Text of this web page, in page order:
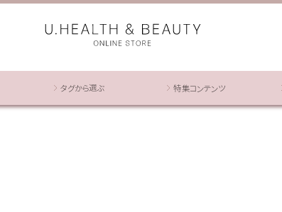
タグから選ぶ 特集コンテンツ